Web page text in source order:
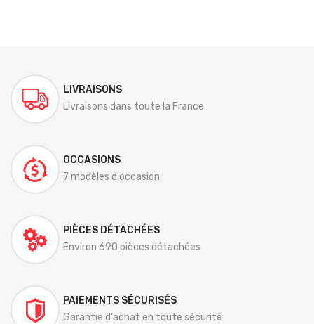
LIVRAISONS
Livraisons dans toute la France
OCCASIONS
7 modèles d'occasion
PIÈCES DÉTACHÉES
Environ 690 pièces détachées
PAIEMENTS SÉCURISÉS
Garantie d'achat en toute sécurité